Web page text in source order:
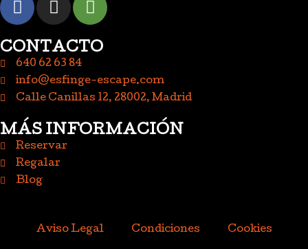
CONTACTO
640 62 63 84
info@esfinge-escape.com
Calle Canillas 12, 28002, Madrid
MÁS INFORMACIÓN
Reservar
Regalar
Blog
Aviso Legal Condiciones Cookies